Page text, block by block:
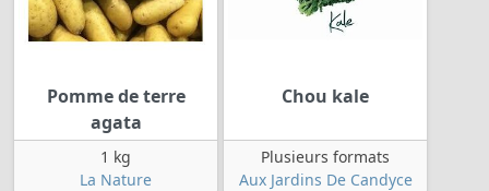
Pomme de terre
agata
1 kg
La Nature
Chou kale
Plusieurs formats
Aux Jardins De Candyce